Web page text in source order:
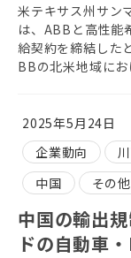
米テキサス州サ
は、ABBと高性能
給契約を締結した
BBの北米地域に
2025年5月24日
企業動向
中国
その他
中国の輸出
ドの自動車